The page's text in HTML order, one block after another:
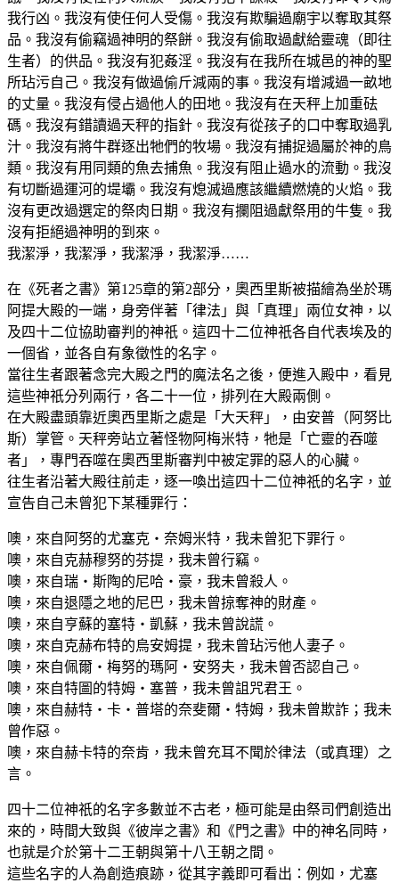
我行凶。我沒有使任何人受傷。我沒有欺騙過廟宇以奪取其祭
品。我沒有偷竊過神明的祭餅。我沒有偷取過獻給靈魂（即往
生者）的供品。我沒有犯姦淫。我沒有在我所在城邑的神的聖
所玷污自己。我沒有做過偷斤減兩的事。我沒有增減過一畝地
的丈量。我沒有侵占過他人的田地。我沒有在天秤上加重砝
碼。我沒有錯讀過天秤的指針。我沒有從孩子的口中奪取過乳
汁。我沒有將牛群逐出牠們的牧場。我沒有捕捉過屬於神的鳥
類。我沒有用同類的魚去捕魚。我沒有阻止過水的流動。我沒
有切斷過運河的堤壩。我沒有熄滅過應該繼續燃燒的火焰。我
沒有更改過選定的祭肉日期。我沒有攔阻過獻祭用的牛隻。我
沒有拒絕過神明的到來。
我潔淨，我潔淨，我潔淨，我潔淨……
在《死者之書》第125章的第2部分，奧西里斯被描繪為坐於瑪
阿提大殿的一端，身旁伴著「律法」與「真理」兩位女神，以
及四十二位協助審判的神祇。這四十二位神祇各自代表埃及的
一個省，並各自有象徵性的名字。
當往生者跟著念完大殿之門的魔法名之後，便進入殿中，看見
這些神祇分列兩行，各二十一位，排列在大殿兩側。
在大殿盡頭靠近奧西里斯之處是「大天秤」，由安普（阿努比
斯）掌管。天秤旁站立著怪物阿梅米特，牠是「亡靈的吞噬
者」，專門吞噬在奧西里斯審判中被定罪的惡人的心臟。
往生者沿著大殿往前走，逐一喚出這四十二位神祇的名字，並
宣告自己未曾犯下某種罪行：
噢，來自阿努的尤塞克・奈姆米特，我未曾犯下罪行。
噢，來自克赫穆努的芬提，我未曾行竊。
噢，來自瑞・斯陶的尼哈・豪，我未曾殺人。
噢，來自退隱之地的尼巴，我未曾掠奪神的財產。
噢，來自亨蘇的塞特・凱蘇，我未曾說謊。
噢，來自克赫布特的烏安姆提，我未曾玷污他人妻子。
噢，來自佩爾・梅努的瑪阿・安努夫，我未曾否認自己。
噢，來自特圖的特姆・塞普，我未曾詛咒君王。
噢，來自赫特・卡・普塔的奈斐爾・特姆，我未曾欺詐；我未
曾作惡。
噢，來自赫卡特的奈肯，我未曾充耳不聞於律法（或真理）之
言。
四十二位神祇的名字多數並不古老，極可能是由祭司們創造出
來的，時間大致與《彼岸之書》和《門之書》中的神名同時，
也就是介於第十二王朝與第十八王朝之間。
這些名字的人為創造痕跡，從其字義即可看出：例如，尤塞